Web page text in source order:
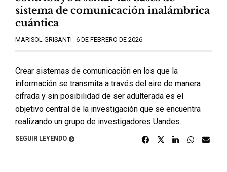
sistema de comunicación inalámbrica
cuántica
MARISOL GRISANTI 6 DE FEBRERO DE 2026
Crear sistemas de comunicación en los que la
información se transmita a través del aire de manera
cifrada y sin posibilidad de ser adulterada es el
objetivo central de la investigación que se encuentra
realizando un grupo de investigadores Uandes.
SEGUIR LEYENDO